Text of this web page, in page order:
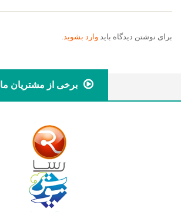
برای نوشتن دیدگاه باید وارد بشوید
برخی از مشتریان ما